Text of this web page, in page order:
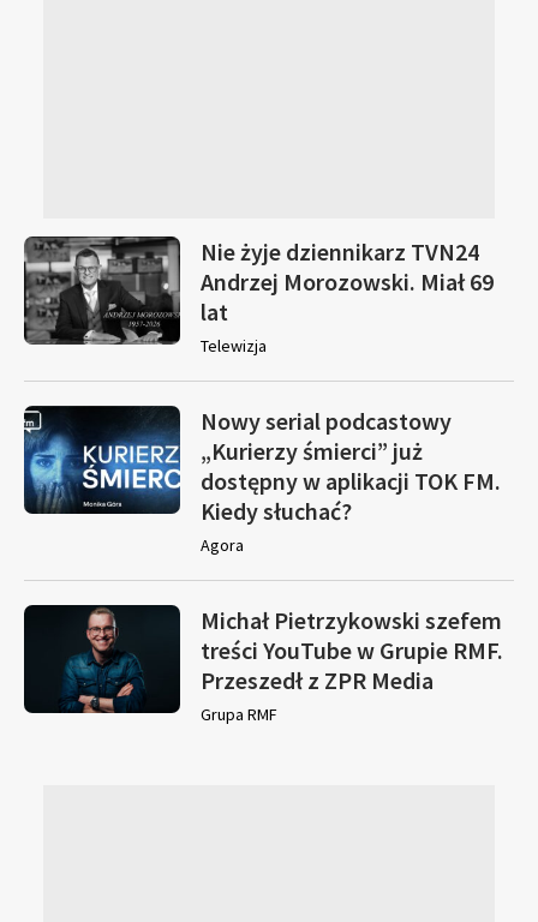
Nie żyje dziennikarz TVN24
Andrzej Morozowski. Miał 69
lat
Telewizja
Nowy serial podcastowy
„Kurierzy śmierci” już
dostępny w aplikacji TOK FM.
Kiedy słuchać?
Agora
Michał Pietrzykowski szefem
treści YouTube w Grupie RMF.
Przeszedł z ZPR Media
Grupa RMF